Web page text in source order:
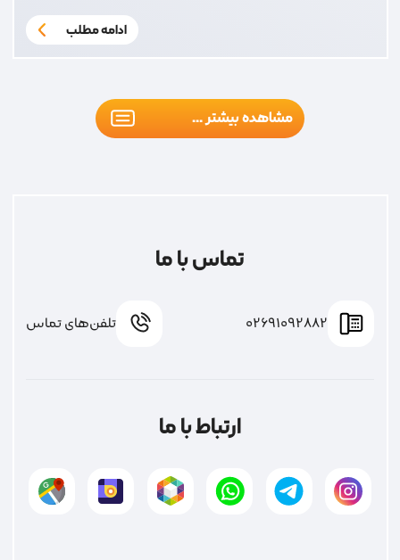
ایران به دست آورد. یکی از محصولات پرطرفدار […] ادامه مطلب
مشاهده بیشتر ...
تماس با ما
02691092882 تلفن‌های تماس
ارتباط با ما